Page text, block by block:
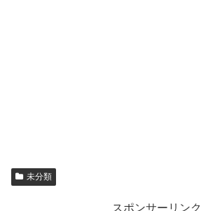
未分類
スポンサーリンク